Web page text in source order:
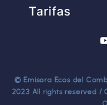
Tarifas
© Emisora Ecos del
2023 All rights reserved /